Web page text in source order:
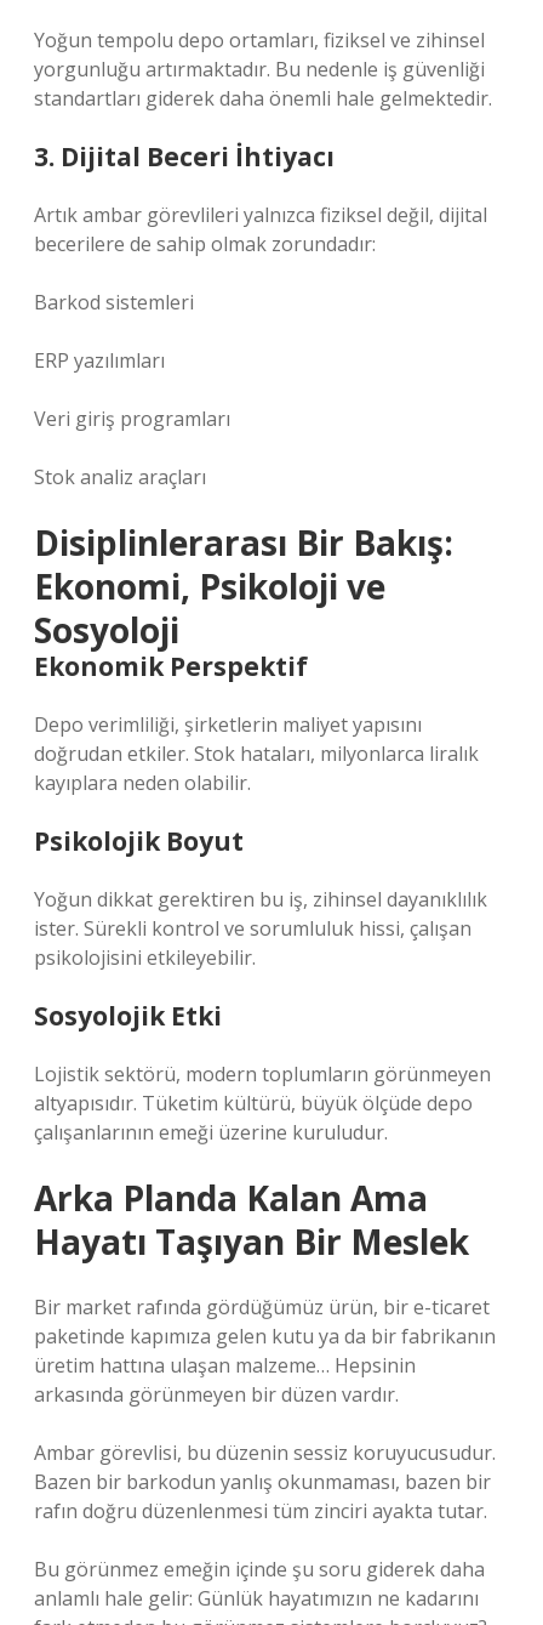
Yoğun tempolu depo ortamları, fiziksel ve zihinsel
yorgunluğu artırmaktadır. Bu nedenle iş güvenliği
standartları giderek daha önemli hale gelmektedir.
3. Dijital Beceri İhtiyacı
Artık ambar görevlileri yalnızca fiziksel değil, dijital
becerilere de sahip olmak zorundadır:
Barkod sistemleri
ERP yazılımları
Veri giriş programları
Stok analiz araçları
Disiplinlerarası Bir Bakış:
Ekonomi, Psikoloji ve
Sosyoloji
Ekonomik Perspektif
Depo verimliliği, şirketlerin maliyet yapısını
doğrudan etkiler. Stok hataları, milyonlarca liralık
kayıplara neden olabilir.
Psikolojik Boyut
Yoğun dikkat gerektiren bu iş, zihinsel dayanıklılık
ister. Sürekli kontrol ve sorumluluk hissi, çalışan
psikolojisini etkileyebilir.
Sosyolojik Etki
Lojistik sektörü, modern toplumların görünmeyen
altyapısıdır. Tüketim kültürü, büyük ölçüde depo
çalışanlarının emeği üzerine kuruludur.
Arka Planda Kalan Ama
Hayatı Taşıyan Bir Meslek
Bir market rafında gördüğümüz ürün, bir e-ticaret
paketinde kapımıza gelen kutu ya da bir fabrikanın
üretim hattına ulaşan malzeme… Hepsinin
arkasında görünmeyen bir düzen vardır.
Ambar görevlisi, bu düzenin sessiz koruyucusudur.
Bazen bir barkodun yanlış okunmaması, bazen bir
rafın doğru düzenlenmesi tüm zinciri ayakta tutar.
Bu görünmez emeğin içinde şu soru giderek daha
anlamlı hale gelir: Günlük hayatımızın ne kadarını